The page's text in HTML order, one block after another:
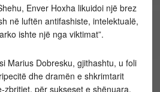
Enver Hoxha likuidoi një brez
në luftën antifashiste, intelektualë,
ishte një nga viktimat”.
Marius Dobresku, gjithashtu, u foli
dhe dramën e shkrimtarit
zbritjet, për sukseset e shënuara,